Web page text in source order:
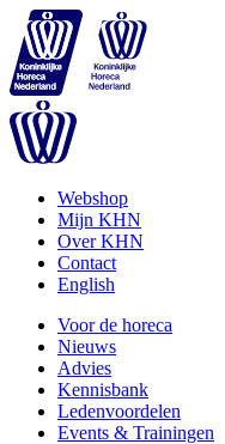
Webshop
Mijn KHN
Over KHN
Contact
English
Voor de horeca
Nieuws
Advies
Kennisbank
Ledenvoordelen
Events & Trainingen